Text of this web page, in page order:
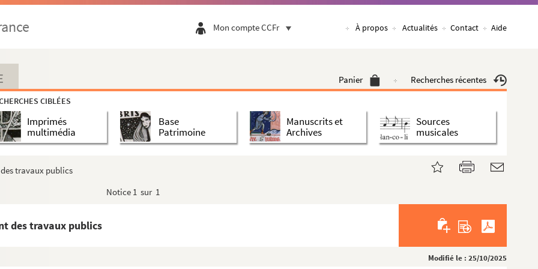
Mon compte CCFr À propos Actualités Contact Aide
Panier Recherches récentes
CIBLÉES
Imprimés
multimédia
Base
Patrimoine
Manuscrits et
Archives
Sources
musicales
travaux publics
Notice 1 sur 1
des travaux publics
Modifié le : 25/10/2025
Paris
envois de médailles